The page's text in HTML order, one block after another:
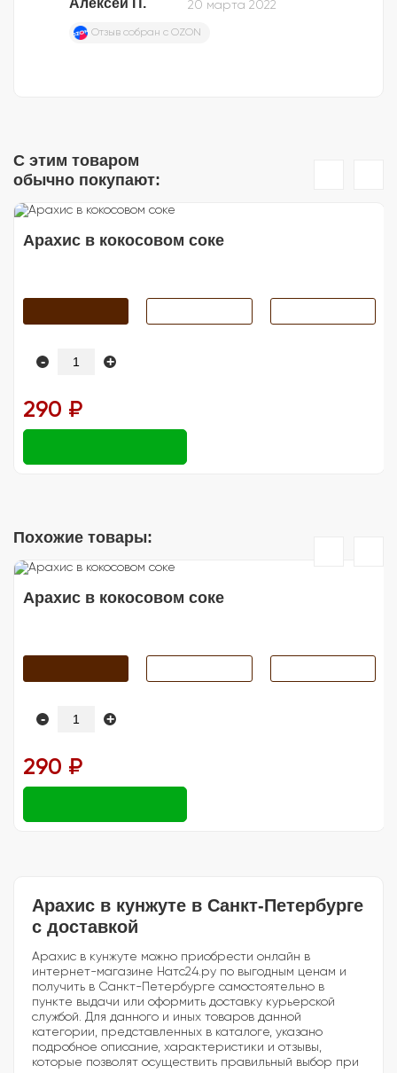
20 марта 2022
Отзыв собран c OZON
С этим товаром
обычно покупают:
Арахис в кокосовом соке
- +
290 ₽
Похожие товары:
Арахис в кокосовом соке
- +
290 ₽
Арахис в кунжуте в Санкт-Петербурге
с доставкой
Арахис в кунжуте можно приобрести онлайн в
интернет-магазине Натс24.ру по выгодным ценам и
получить в Санкт-Петербурге самостоятельно в
пункте выдачи или оформить доставку курьерской
службой. Для данного и иных товаров данной
категории, представленных в каталоге, указано
подробное описание, характеристики и отзывы,
которые позволят осуществить правильный выбор при